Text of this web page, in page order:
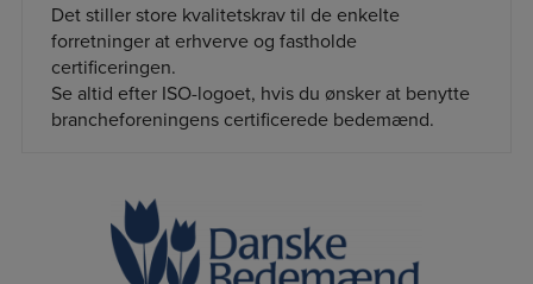
Det stiller store kvalitetskrav til de enkelte
forretninger at erhverve og fastholde
certificeringen.
Se altid efter ISO-logoet, hvis du ønsker at benytte
brancheforeningens certificerede bedemænd.